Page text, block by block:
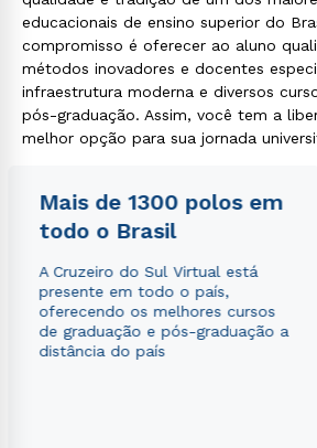
educacionais de ensino superior do
compromisso é oferecer ao aluno
métodos inovadores e docentes
infraestrutura moderna e diversos
pós-graduação. Assim, você tem a
melhor opção para sua jornada
Mais de 1300 polos em
todo o Brasil
A Cruzeiro do Sul Virtual está
presente em todo o país,
oferecendo os melhores cursos
de graduação e pós-graduação a
distância do país